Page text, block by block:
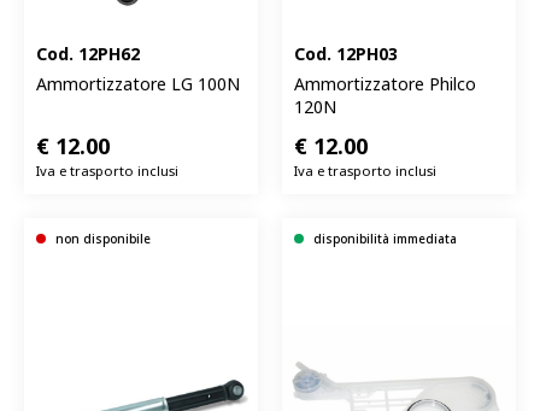
Cod. 12PH62
Ammortizzatore LG 100N
€ 12.00
Iva e trasporto inclusi
Cod. 12PH03
Ammortizzatore Philco
120N
€ 12.00
Iva e trasporto inclusi
non disponibile disponibilità immediata